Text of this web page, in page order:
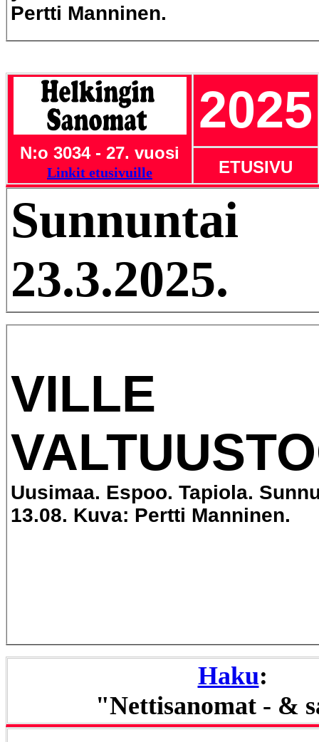
Pertti Manninen.
N:o 3034 - 27. vuosi
Linkit etusivuille
2025
ETUSIVU
Sunnuntai
23.3.2025.
VILLE
Uusimaa. Espoo. Tapiola.
13.08. Kuva: Pertti Manninen.
Haku:
"Nettisanomat - &